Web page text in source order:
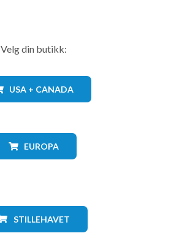
Velg din butikk:
USA + CANADA
EUROPA
STILLEHAVET